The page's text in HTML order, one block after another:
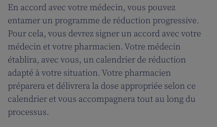
En accord avec votre médecin, vous pouvez
entamer un programme de réduction progressive.
Pour cela, vous devrez signer un accord avec votre
médecin et votre pharmacien. Votre médecin
établira, avec vous, un calendrier de réduction
adapté à votre situation. Votre pharmacien
préparera et délivrera la dose appropriée selon ce
calendrier et vous accompagnera tout au long du
processus.